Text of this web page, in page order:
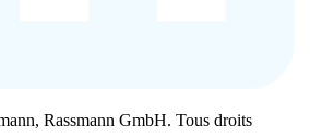
Rassmann GmbH. Tous droits